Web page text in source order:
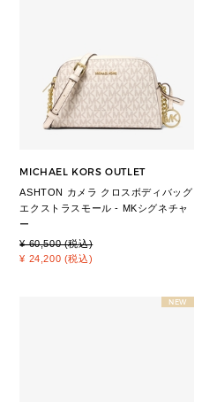
MICHAEL KORS OUTLET
ASHTON カメラ クロスボディバッグ
エクストラスモール - MKシグネチャ
ー
¥ 60,500 (税込)
¥ 24,200 (税込)
NEW